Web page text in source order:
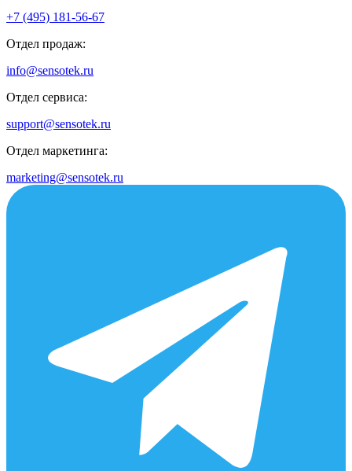
+7 (495) 181-56-67
Отдел продаж:
info@sensotek.ru
Отдел сервиса:
support@sensotek.ru
Отдел маркетинга:
marketing@sensotek.ru